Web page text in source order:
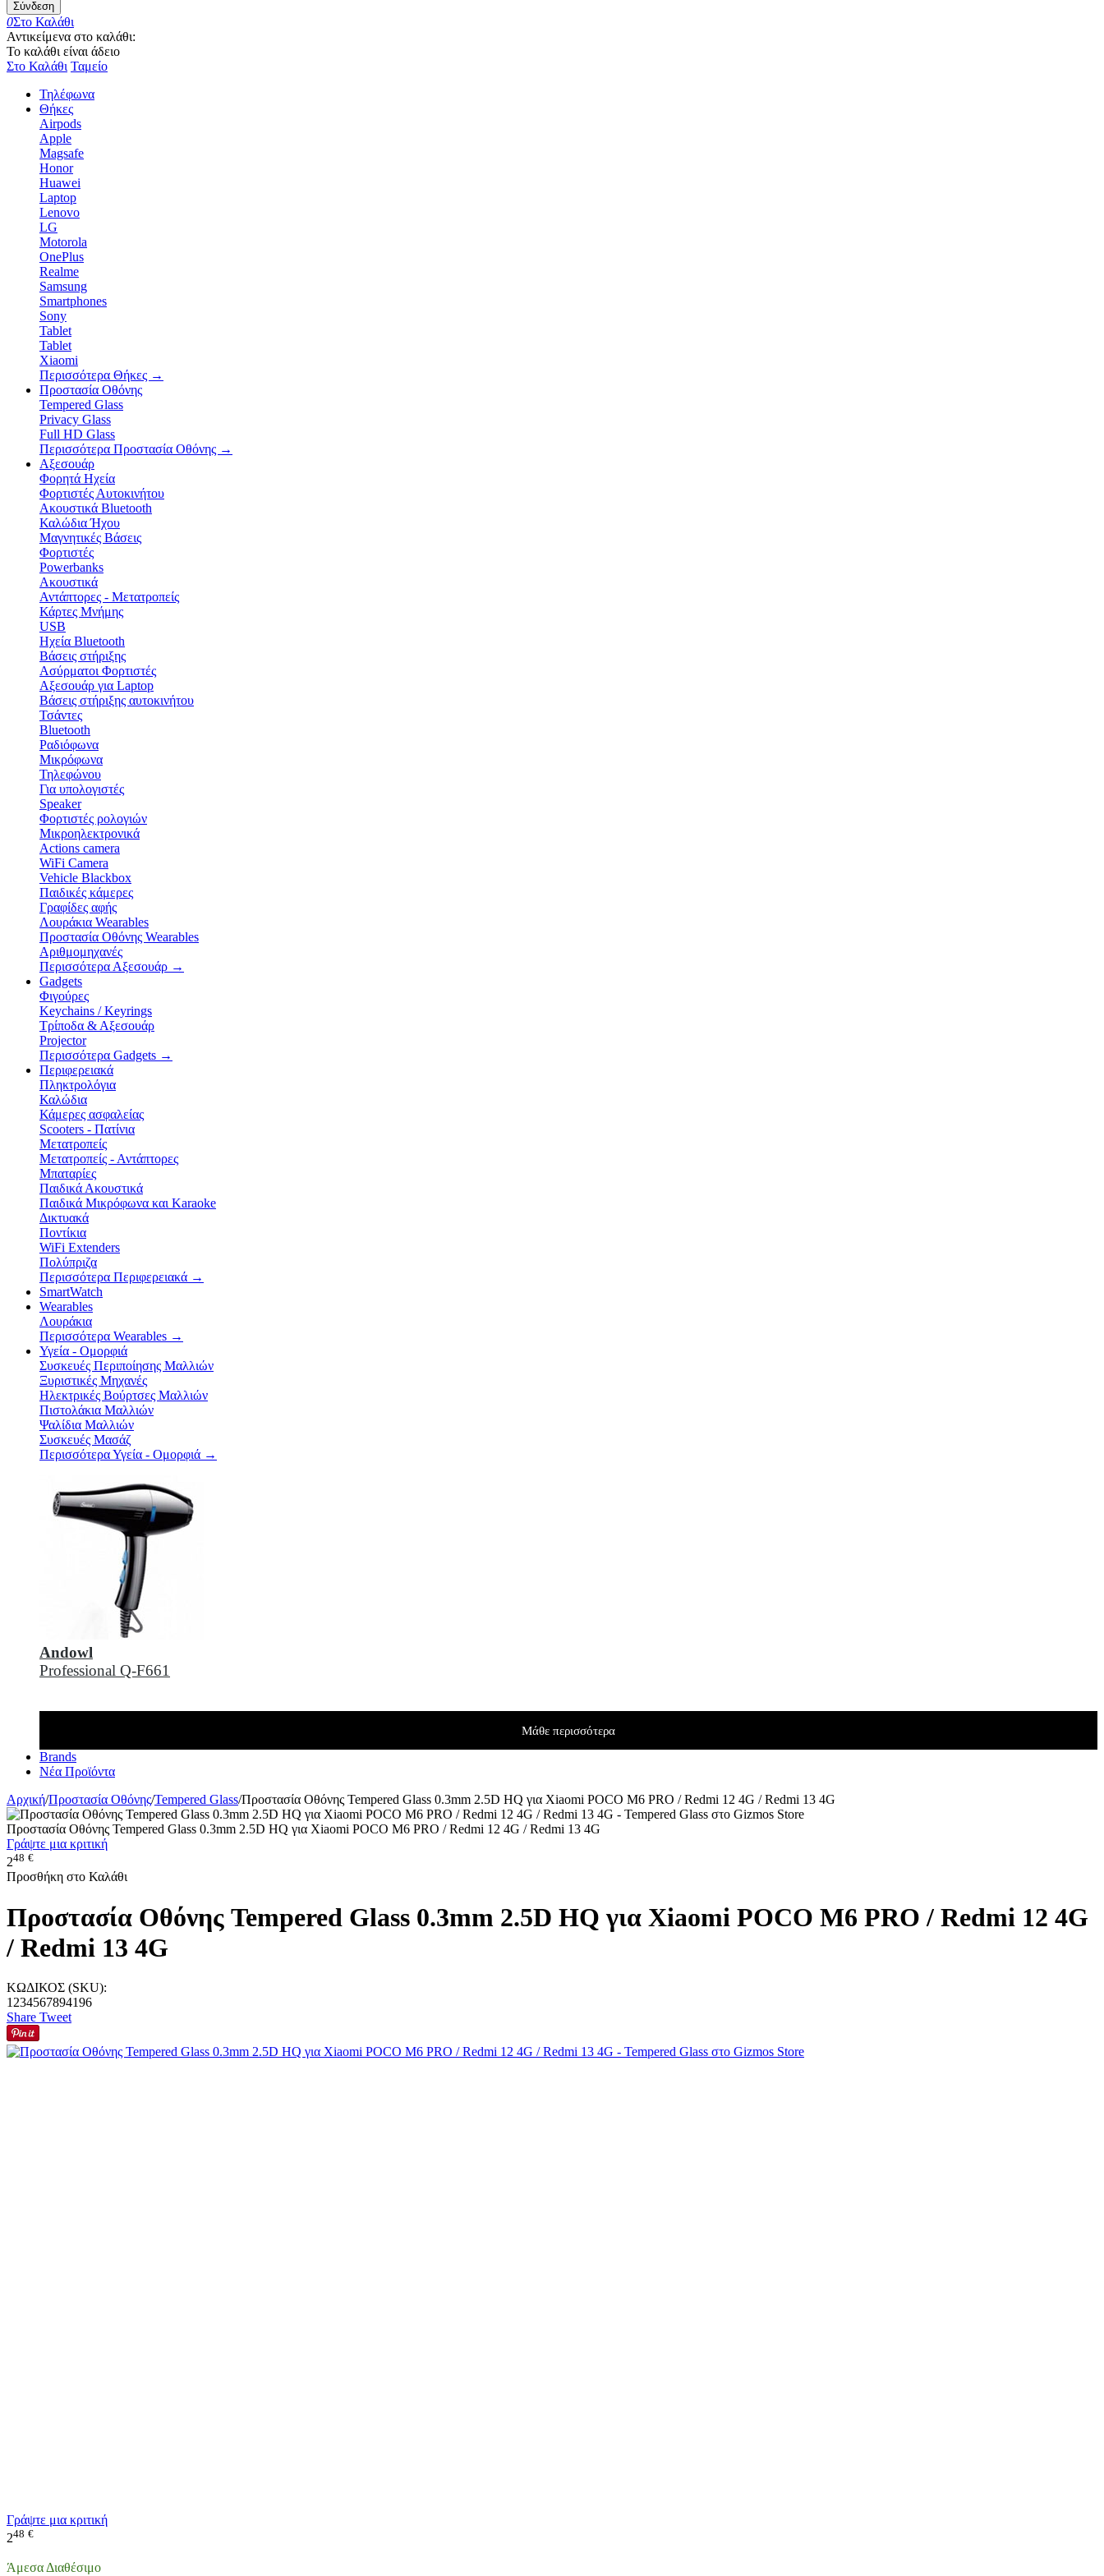
Σύνδεση
0Στο Καλάθι
Αντικείμενα στο καλάθι:
Το καλάθι είναι άδειο
Στο Καλάθι Ταμείο
Τηλέφωνα
Θήκες
Airpods
Apple
Magsafe
Honor
Huawei
Laptop
Lenovo
LG
Motorola
OnePlus
Realme
Samsung
Smartphones
Sony
Tablet
Tablet
Xiaomi
Περισσότερα Θήκες →
Προστασία Οθόνης
Tempered Glass
Privacy Glass
Full HD Glass
Περισσότερα Προστασία Οθόνης →
Αξεσουάρ
Φορητά Ηχεία
Φορτιστές Αυτοκινήτου
Ακουστικά Bluetooth
Καλώδια Ήχου
Μαγνητικές Βάσεις
Φορτιστές
Powerbanks
Ακουστικά
Αντάπτορες - Μετατροπείς
Κάρτες Μνήμης
USB
Ηχεία Bluetooth
Βάσεις στήριξης
Ασύρματοι Φορτιστές
Αξεσουάρ για Laptop
Βάσεις στήριξης αυτοκινήτου
Τσάντες
Bluetooth
Ραδιόφωνα
Μικρόφωνα
Τηλεφώνου
Για υπολογιστές
Speaker
Φορτιστές ρολογιών
Μικροηλεκτρονικά
Actions camera
WiFi Camera
Vehicle Blackbox
Παιδικές κάμερες
Γραφίδες αφής
Λουράκια Wearables
Προστασία Οθόνης Wearables
Αριθμομηχανές
Περισσότερα Αξεσουάρ →
Gadgets
Φιγούρες
Keychains / Keyrings
Τρίποδα & Αξεσουάρ
Projector
Περισσότερα Gadgets →
Περιφερειακά
Πληκτρολόγια
Καλώδια
Κάμερες ασφαλείας
Scooters - Πατίνια
Μετατροπείς
Μετατροπείς - Αντάπτορες
Μπαταρίες
Παιδικά Ακουστικά
Παιδικά Μικρόφωνα και Karaoke
Δικτυακά
Ποντίκια
WiFi Extenders
Πολύπριζα
Περισσότερα Περιφερειακά →
SmartWatch
Wearables
Λουράκια
Περισσότερα Wearables →
Υγεία - Ομορφιά
Συσκευές Περιποίησης Μαλλιών
Ξυριστικές Μηχανές
Ηλεκτρικές Βούρτσες Μαλλιών
Πιστολάκια Μαλλιών
Ψαλίδια Μαλλιών
Συσκευές Μασάζ
Περισσότερα Υγεία - Ομορφιά →
Andowl
Professional Q-F661
Μάθε περισσότερα
Brands
Νέα Προϊόντα
Αρχική/Προστασία Οθόνης/Tempered Glass/Προστασία Οθόνης Tempered Glass 0.3mm 2.5D HQ για Xiaomi POCO M6 PRO / Redmi 12 4G / Redmi 13 4G
Προστασία Οθόνης Tempered Glass 0.3mm 2.5D HQ για Xiaomi POCO M6 PRO / Redmi 12 4G / Redmi 13 4G
Γράψτε μια κριτική
248 €
Προσθήκη στο Καλάθι
Προστασία Οθόνης Tempered Glass 0.3mm 2.5D HQ για Xiaomi POCO M6 PRO / Redmi 12 4G
/ Redmi 13 4G
ΚΩΔΙΚΟΣ (SKU):
1234567894196
Share Tweet
Γράψτε μια κριτική
248 €
Άμεσα Διαθέσιμο